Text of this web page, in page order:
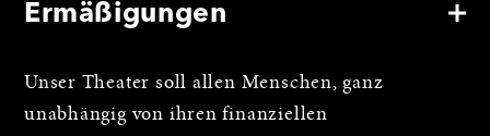
Ermäßigungen
Unser Theater soll allen Menschen, ganz
unabhängig von ihren finanziellen